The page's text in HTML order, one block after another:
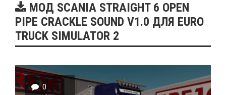
МОД SCANIA STRAIGHT 6 OPEN
PIPE CRACKLE SOUND V1.0 ДЛЯ EURO
TRUCK SIMULATOR 2
0